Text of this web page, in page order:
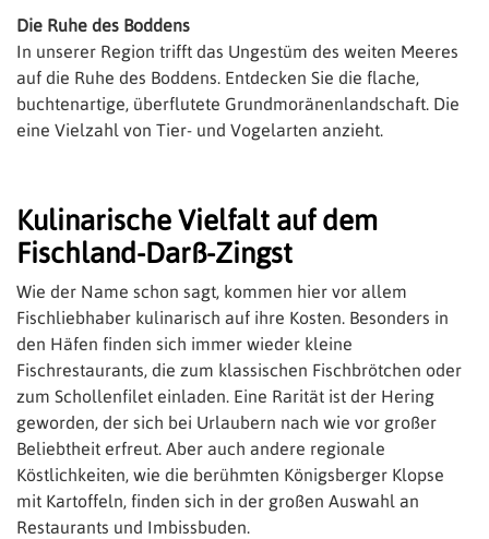
Die Ruhe des Bodde​​ns​​​​​
In unserer Region trifft das Ungestüm des weiten Meeres
auf die Ruhe des Boddens. Entdecken Sie die flache,
buchtenartige, überflutete Grundmoränenlandschaft. Die
eine Vielzahl von Tier- und Vogelarten anzieht.
Kulinarische Vielfalt auf dem
Fischland-Darß-Zingst
Wie der Name schon sagt, kommen hier vor allem
Fischliebhaber kulinarisch auf ihre Kosten. Besonders in
den Häfen finden sich immer wieder kleine
Fischrestaurants, die zum klassischen Fischbrötchen oder
zum Schollenfilet einladen. Eine Rarität ist der Hering
geworden, der sich bei Urlaubern nach wie vor großer
Beliebtheit erfreut. Aber auch andere regionale
Köstlichkeiten, wie die berühmten Königsberger Klopse
mit Kartoffeln, finden sich in der großen Auswahl an
Restaurants und Imbissbuden.